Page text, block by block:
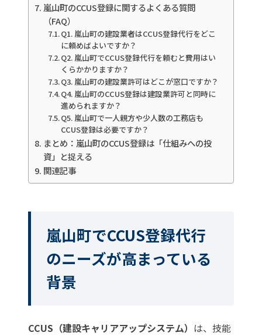
嵐山町のCCUS登録に関するよくある質問
（FAQ）
Q1. 嵐山町の建設業者はCCUS登録代行をどこ
に頼めばよいですか？
Q2. 嵐山町でCCUS登録代行を頼むと費用はい
くらかかりますか？
Q3. 嵐山町の建設業許可はどこが窓口ですか？
Q4. 嵐山町のCCUS登録は建設業許可と同時に
進められますか？
Q5. 嵐山町で一人親方や少人数の工務店も
CCUS登録は必要ですか？
まとめ：嵐山町のCCUS登録は「仕組みへの投
資」と捉える
関連記事
嵐山町でCCUS登録代行
のニーズが高まっている
背景
CCUS（建設キャリアアップシステム） は、技能